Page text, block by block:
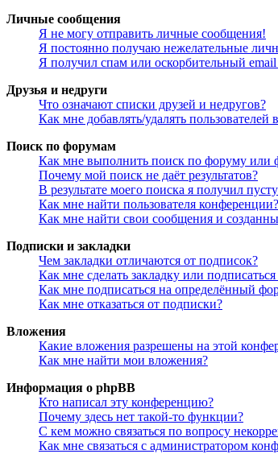
Личные сообщения
Я не могу отправить личные сообщения!
Я постоянно получаю нежелательные
Я получил спам или оскорбительный
Друзья и недруги
Что означают списки друзей и недругов?
Как мне добавлять/удалять
Поиск по форумам
Как мне выполнить поиск по форуму или
Почему мой поиск не даёт результатов?
В результате моего поиска я получил
Как мне найти пользователя конференции?
Как мне найти свои сообщения и
Подписки и закладки
Чем закладки отличаются от подписок?
Как мне сделать закладку или
Как мне подписаться на определённый
Как мне отказаться от подписки?
Вложения
Какие вложения разрешены на этой
Как мне найти мои вложения?
Информация о phpBB
Кто написал эту конференцию?
Почему здесь нет такой-то функции?
С кем можно связаться по вопросу
Как мне связаться с администратором